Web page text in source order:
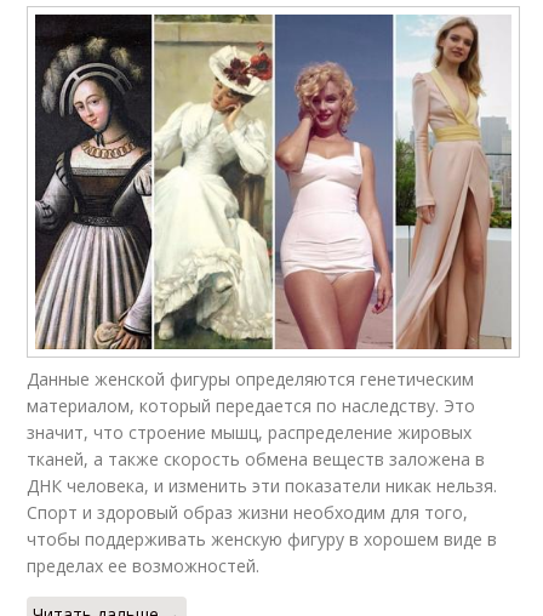
Данные женской фигуры определяются генетическим
материалом, который передается по наследству. Это
значит, что строение мышц, распределение жировых
тканей, а также скорость обмена веществ заложена в
ДНК человека, и изменить эти показатели никак нельзя.
Спорт и здоровый образ жизни необходим для того,
чтобы поддерживать женскую фигуру в хорошем виде в
пределах ее возможностей.